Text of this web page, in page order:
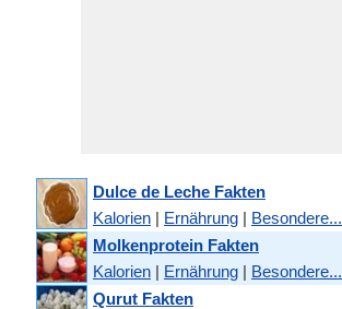
Dulce de Leche Fakten
Kalorien | Ernährung | Besondere...
Molkenprotein Fakten
Kalorien | Ernährung | Besondere...
Qurut Fakten